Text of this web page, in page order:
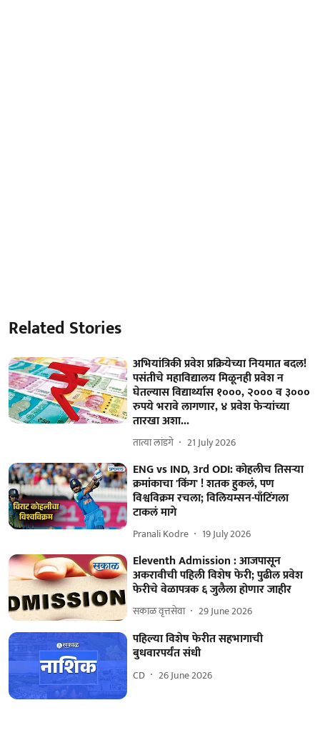
Related Stories
अभियांत्रिकी प्रवेश प्रक्रियेच्या नियमात बदल!
पसंतीचे महाविद्यालय मिळूनही प्रवेश न
घेतल्यास विद्यार्थ्यास १०००, २००० व ३०००
रुपये भरावे लागणार, ४ प्रवेश फेऱ्यांच्या
तारखा अशा...
तात्या लांडगे 21 July 2026
ENG vs IND, 3rd ODI: कोहलीच तिसऱ्या
क्रमांकाचा 'किंग' ! शतक हुकलं, पण
विश्वविक्रम रचला; विलियम्सन-पाँटिंगला
टाकलं मागे
Pranali Kodre 19 July 2026
Eleventh Admission : आजपासून
अकरावीची पहिली विशेष फेरी; पुढील प्रवेश
फेरीचे वेळापत्रक ६ जुलैला होणार जाहीर
सकाळ वृत्तसेवा 29 June 2026
पहिल्‍या विशेष फेरीत सहभागाची
बुधवारपर्यंत संधी
CD 26 June 2026